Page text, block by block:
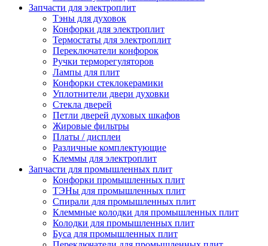
Запчасти для электроплит
Тэны для духовок
Конфорки для электроплит
Термостаты для электроплит
Переключатели конфорок
Ручки терморегуляторов
Лампы для плит
Конфорки стеклокерамики
Уплотнители двери духовки
Стекла дверей
Петли дверей духовых шкафов
Жировые фильтры
Платы / дисплеи
Различные комплектующие
Клеммы для электроплит
Запчасти для промышленных плит
Конфорки промышленных плит
ТЭНы для промышленных плит
Спирали для промышленных плит
Клеммные колодки для промышленных плит
Колодки для промышленных плит
Буса для промышленных плит